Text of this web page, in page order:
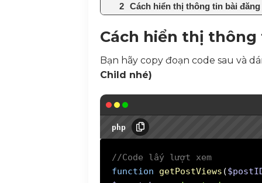
Cách hiển thị thông tin bài
Cách hiển thị
Bạn hãy copy đoạn code sau và
Child nhé)
php
//Code lấy lượt xem
function
getPostViews (